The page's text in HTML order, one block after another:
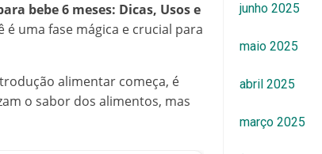
bebe 6 meses: Dicas, Usos e
uma fase mágica e crucial para
alimentar começa, é
o sabor dos alimentos, mas
junho 2025
maio 2025
abril 2025
março 2025